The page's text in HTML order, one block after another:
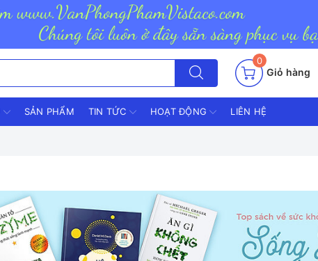
0
Giỏ hàng
SẢN PHẨM TIN TỨC HOẠT ĐỘNG LIÊN HỆ